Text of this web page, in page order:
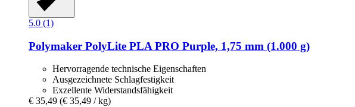
5.0 (1)
Polymaker PolyLite PLA PRO Purple, 1,75 mm (1.000 g)
Hervorragende technische Eigenschaften
Ausgezeichnete Schlagfestigkeit
Exzellente Widerstandsfähigkeit
€ 35,49 (€ 35,49 / kg)